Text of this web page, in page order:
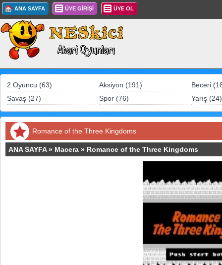
ANA SAYFA ÜYE GİRİŞİ ÜYE OL
2 Oyuncu (63) Aksiyon (191)
Beceri
Savaş (27)
Spor (76) Yarış (24)
Romance of the Three Kingdoms
ANA SAYFA» Macera » Romance of the Three Kingdoms